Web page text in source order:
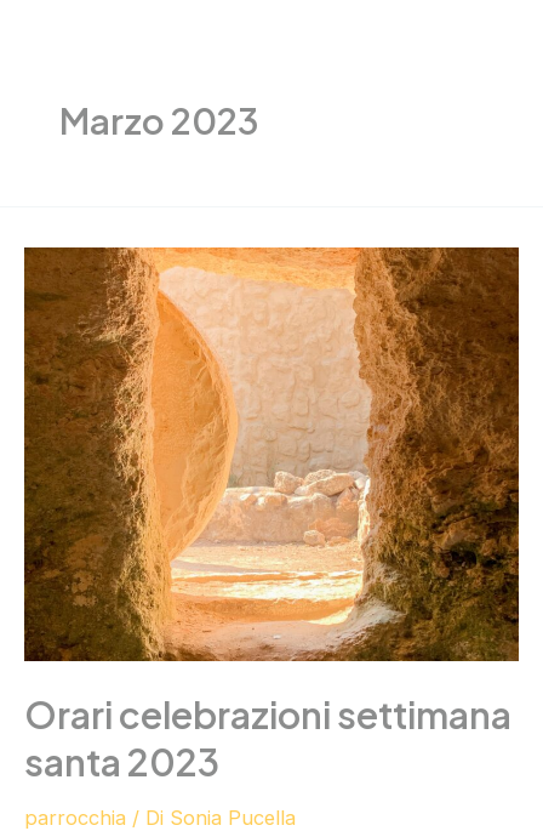
Marzo 2023
Orari celebrazioni settimana
santa 2023
parrocchia / Di Sonia Pucella